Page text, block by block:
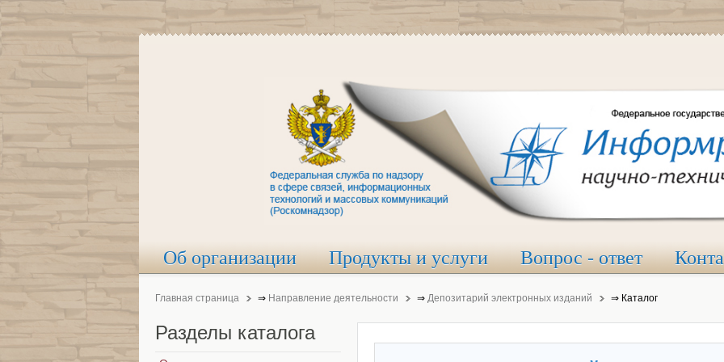
Об организации Продукты и услуги Вопрос - ответ
Главная страница ⇒ Направление деятельности ⇒ Депозитарий электронных изданий ⇒ Каталог
Разделы каталога